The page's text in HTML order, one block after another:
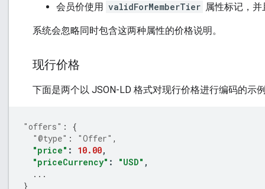
会员价使用 validForMemberTier 属性标记，
系统会忽略同时包含这两种属性的价格说明。
现行价格
下面是两个以 JSON-LD 格式对现行价格进行编码的示
"offers" :
{
"@type" : "Offer" ,
"price" : 10.00,
"priceCurrency" : "USD" ,
...
}